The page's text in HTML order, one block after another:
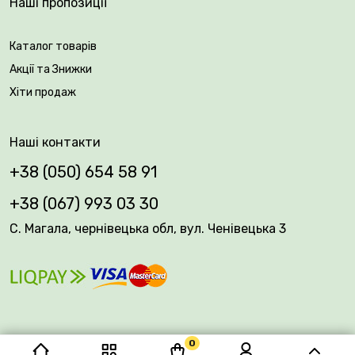
0
Каталог товарів
Акції та Знижки
Хіти продаж
Наші контакти
+38 (050) 654 58 91
+38 (067) 993 03 30
С. Магала, чернівецька обл, вул. Ченівецька 3